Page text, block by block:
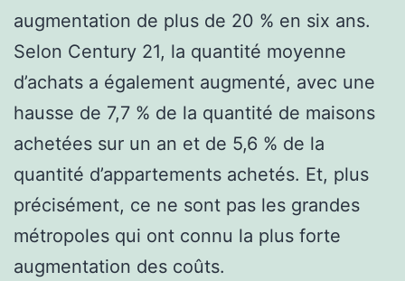
augmentation de plus de 20 % en six ans.
Selon Century 21, la quantité moyenne
d’achats a également augmenté, avec une
hausse de 7,7 % de la quantité de maisons
achetées sur un an et de 5,6 % de la
quantité d’appartements achetés. Et, plus
précisément, ce ne sont pas les grandes
métropoles qui ont connu la plus forte
augmentation des coûts.